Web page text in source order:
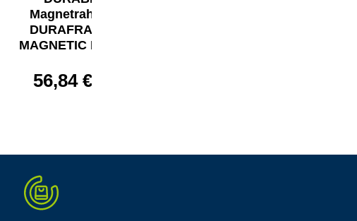
Magnetrahmen
DURAFRAME®
MAGNETIC DIN A3
56,84 €*